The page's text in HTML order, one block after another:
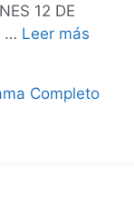
12 DE
… Leer más
Completo